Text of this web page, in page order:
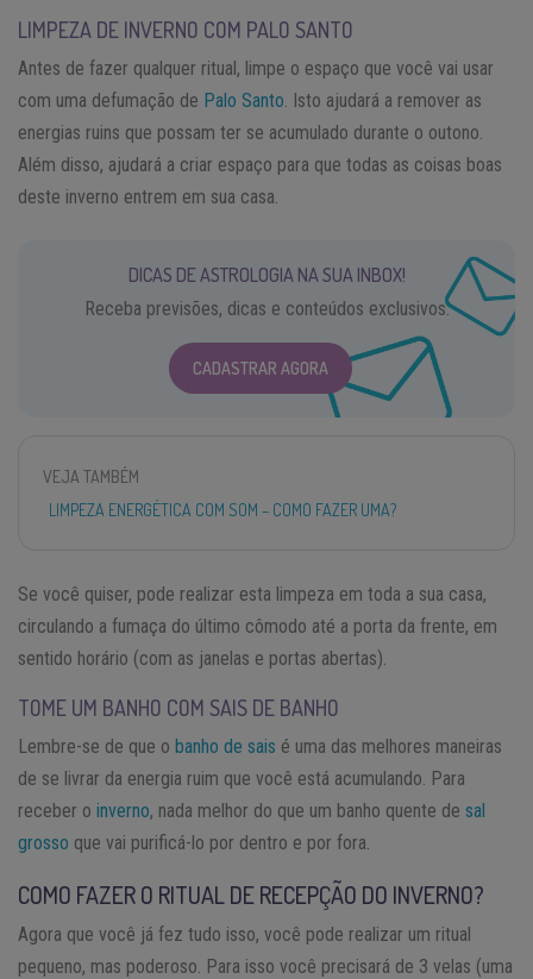
LIMPEZA DE INVERNO COM PALO SANTO
Antes de fazer qualquer ritual, limpe o espaço que você vai usar
com uma defumação de Palo Santo . Isto ajudará a remover as
energias ruins que possam ter se acumulado durante o outono.
Além disso, ajudará a criar espaço para que todas as coisas boas
deste inverno entrem em sua casa.
DICAS DE ASTROLOGIA NA SUA INBOX!
Receba previsões, dicas e conteúdos exclusivos.
CADASTRAR AGORA
VEJA TAMBÉM
LIMPEZA ENERGÉTICA COM SOM – COMO FAZER UMA?
Se você quiser, pode realizar esta limpeza em toda a sua casa,
circulando a fumaça do último cômodo até a porta da frente, em
sentido horário (com as janelas e portas abertas).
TOME UM BANHO COM SAIS DE BANHO
Lembre-se de que o banho de sais é uma das melhores maneiras
de se livrar da energia ruim que você está acumulando. Para
receber o inverno, nada melhor do que um banho quente de sal
grosso que vai purificá-lo por dentro e por fora.
COMO FAZER O RITUAL DE RECEPÇÃO DO INVERNO?
Agora que você já fez tudo isso, você pode realizar um ritual
pequeno, mas poderoso. Para isso você precisará de 3 velas (uma